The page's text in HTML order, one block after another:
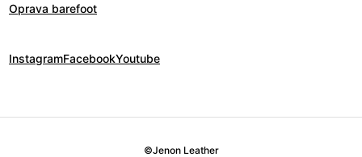
Oprava barefoot
InstagramFacebookYoutube
©Jenon Leather